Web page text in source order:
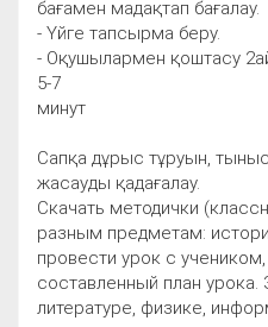
бағамен мадақтап бағалау.
- Үйге тапсырма беру.
- Оқушылармен қоштасу
5-7
минут
Сапқа дұрыс тұруын,
жасауды қадағалау.
Скачать методички
разным предметам:
провести урок с
составленный план урока.
литературе, физике,